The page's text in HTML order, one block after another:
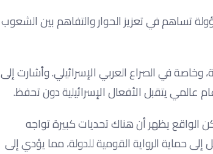
تساهم في تعزيز الحوار والتفاهم بين الشعوب
وخاصة في الصراع العربي الإسرائيلي. وأشارت إلى
عالمي يتقبل الأفعال الإسرائيلية دون تحفظ.
يظهر أن هناك تحديات كبيرة تواجه
حماية الرواية القومية للدولة، مما يؤدي إلى